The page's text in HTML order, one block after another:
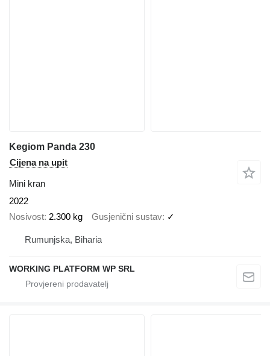
Kegiom Panda 230
Cijena na upit
Mini kran
2022
Nosivost 2.300 kg Gusjenični sustav ✓
Rumunjska, Biharia
WORKING PLATFORM WP SRL